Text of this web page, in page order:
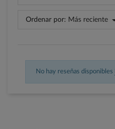
Ordenar por: Más reciente
No hay reseñas disponibles